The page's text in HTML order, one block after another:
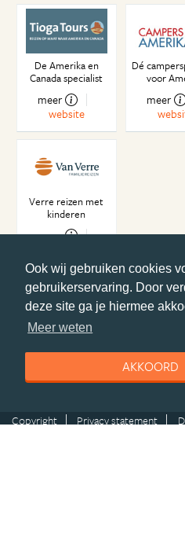
Ook wij gebruiken cookies
gebruikerservaring. Door
deze site ga je hiermee
Meer weten
AKKOORD
De Amerika en
Canada specialist
meer
website
Dé
voor
meer
Verre reizen met
kinderen
meer
© Getaway Travel| all rights reserved
Copyright
Privacy statement